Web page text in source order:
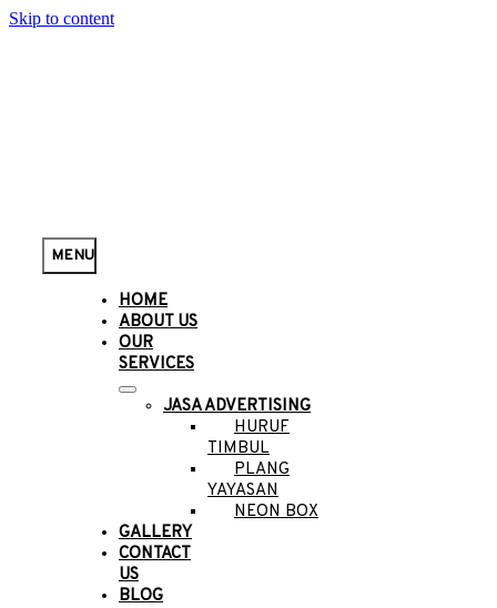
Skip to content
MENU
HOME
ABOUT US
OUR
SERVICES
JASA ADVERTISING
HURUF
TIMBUL
PLANG
YAYASAN
NEON BOX
GALLERY
CONTACT
US
BLOG